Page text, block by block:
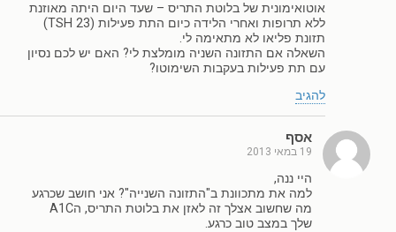
אוטואימונית של בלוטת התריס – שעד היום היתה מאוזנת
ללא תרופות ואחרי הלידה כיום התת פעילות (TSH 23)
תזונת פליאו לא מתאימה לי.
השאלה אם התזונה השניה מומלצת לי? האם יש לכם נסיון
עם תת פעילות בעקבות השימוטו?
להגיב
אסף
19 במאי 2013
היי ננה,
למה את מתכוונת ב"התזונה השנייה"? אני חושב שכרגע
מה שחשוב אצלך זה לאזן את בלוטת התריס, הA1C
שלך במצב טוב כרגע.